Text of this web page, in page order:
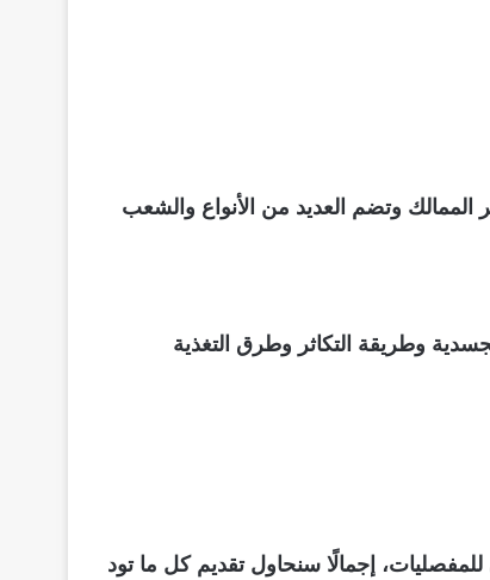
الممالك وتضم العديد من الأنواع والشعب
وطريقة التكاثر وطرق التغذية
إجمالًا سنحاول تقديم كل ما تود